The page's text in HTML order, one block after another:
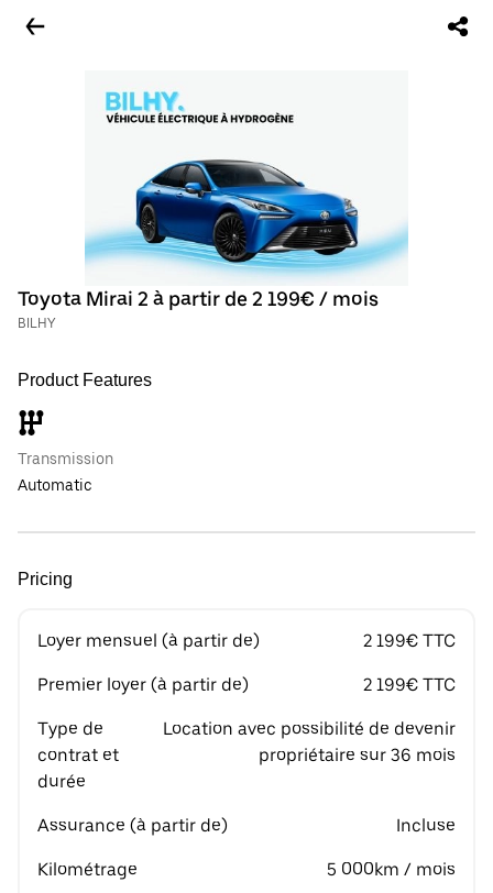
Toyota Mirai 2 à partir de 2 199€ / mois
BILHY
Product Features
Transmission
Automatic
Pricing
Loyer mensuel (à partir de) 2 199€ TTC
Premier loyer (à partir de) 2 199€ TTC
Type de
contrat et
durée
Location avec possibilité de devenir
propriétaire sur 36 mois
Assurance (à partir de) Incluse
Kilométrage 5 000km / mois